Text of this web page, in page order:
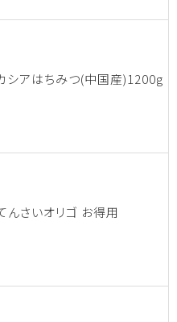
シアはちみつ(中国産)1200g
んさいオリゴ お得用